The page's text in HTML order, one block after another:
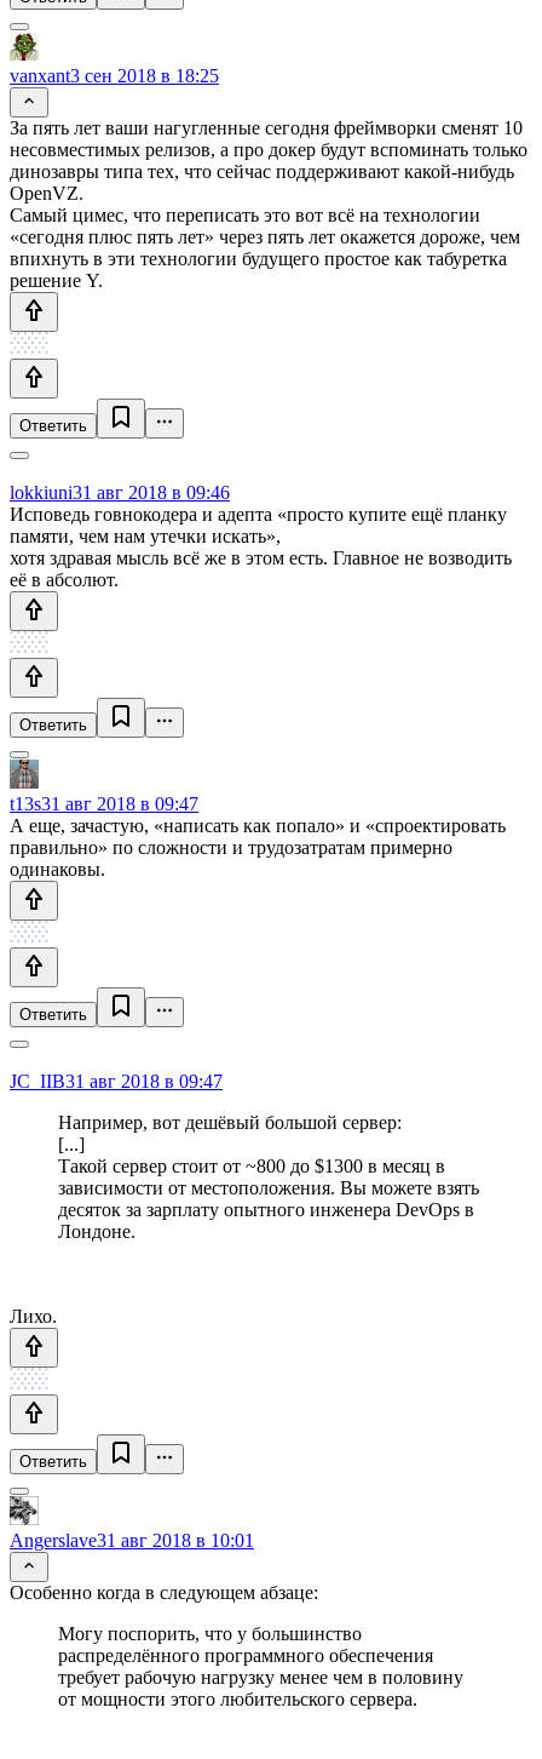
vanxant3 сен 2018 в 18:25
За пять лет ваши нагугленные сегодня фреймворки сменят 10
несовместимых релизов, а про докер будут вспоминать только
динозавры типа тех, что сейчас поддерживают какой-нибудь
OpenVZ.
Самый цимес, что переписать это вот всё на технологии
«сегодня плюс пять лет» через пять лет окажется дороже, чем
впихнуть в эти технологии будущего простое как табуретка
решение Y.
Ответить
lokkiuni31 авг 2018 в 09:46
Исповедь говнокодера и адепта «просто купите ещё планку
памяти, чем нам утечки искать»,
хотя здравая мысль всё же в этом есть. Главное не возводить
её в абсолют.
Ответить
t13s31 авг 2018 в 09:47
А еще, зачастую, «написать как попало» и «спроектировать
правильно» по сложности и трудозатратам примерно
одинаковы.
Ответить
JC_IIB31 авг 2018 в 09:47
Например, вот дешёвый большой сервер:
[...]
Такой сервер стоит от ~800 до $1300 в месяц в
зависимости от местоположения. Вы можете взять
десяток за зарплату опытного инженера DevOps в
Лондоне.
Лихо.
Ответить
Angerslave31 авг 2018 в 10:01
Особенно когда в следующем абзаце:
Могу поспорить, что у большинство
распределённого программного обеспечения
требует рабочую нагрузку менее чем в половину
от мощности этого любительского сервера.